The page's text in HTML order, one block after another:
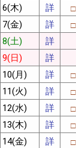
6(木)
詳 □
7(金) 詳 □
8(土) 詳
9(日) 詳
10(月) 詳 □
11(火) 詳 □
12(水) 詳 □
13(木) 詳 □
14(金) 詳 □